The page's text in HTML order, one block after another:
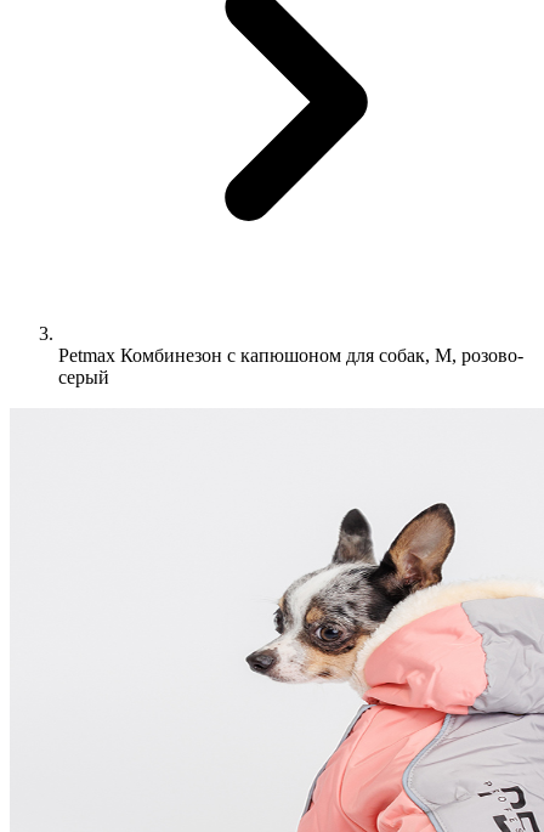
Petmax Комбинезон с капюшоном для собак, M, розово-
серый